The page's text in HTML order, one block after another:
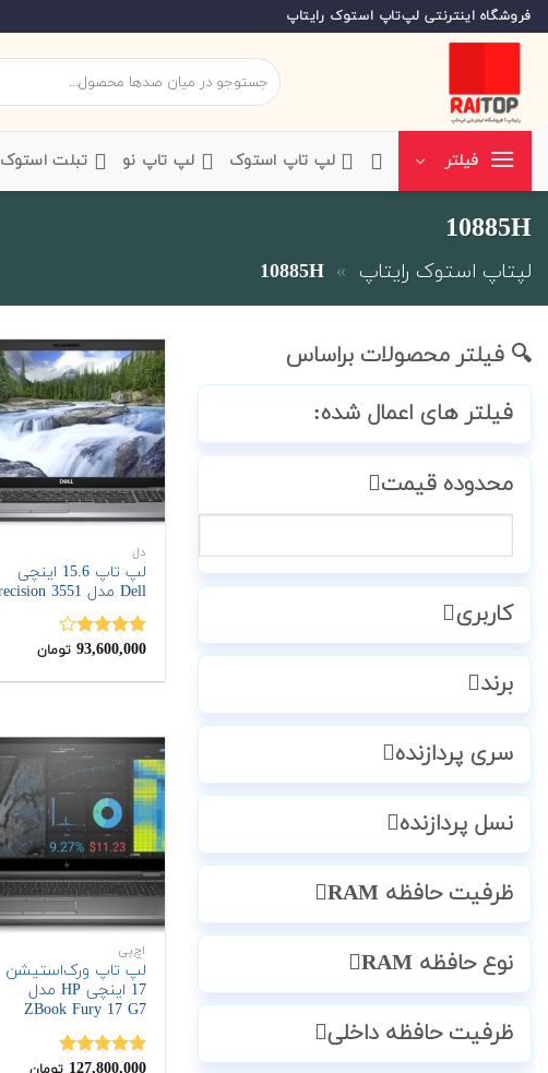
Skip
to
فروشگاه اینترنتی لپ‌تاپ استوک رایتاپ
جستجو
برای:
فیلتر ‌لپ تاپ استوک ‌لپ تاپ نو ‌ تبلت استوک
10885H
لپتاپ استوک رایتاپ »
10885H
🔍 فیلتر محصولات براساس
فیلتر های اعمال شده:
محدوده قیمت
کاربری
برند
سری پردازنده
نسل پردازنده
ظرفیت حافظه RAM
نوع حافظه RAM
ظرفیت حافظه داخلی
دل
لپ تاپ 15.6 اینچی
Dell مدل Precision 3551
نمره
93,600,000 تومان
اچ‌پی
لپ تاپ ورک‌استیشن
17 اینچی HP مدل
ZBook Fury 17 G7
نمره5.00
تومان